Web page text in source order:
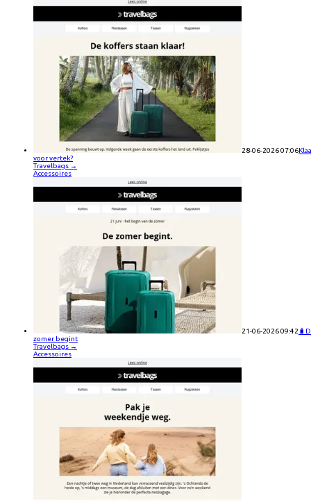
28-06-2026 07:06
voor vertek?
Travelbags →
Accessoires
21-06-2026 09:42
zomer begint
Travelbags →
Accessoires